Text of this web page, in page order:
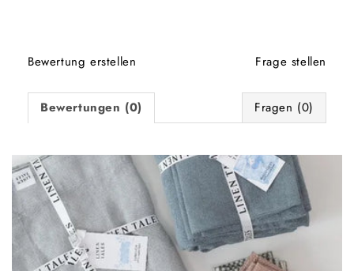
Bewertung erstellen Frage stellen
Bewertungen (0) Fragen (0)